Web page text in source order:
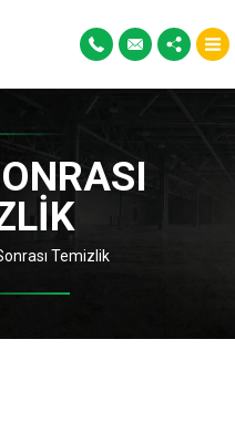
Temizlik